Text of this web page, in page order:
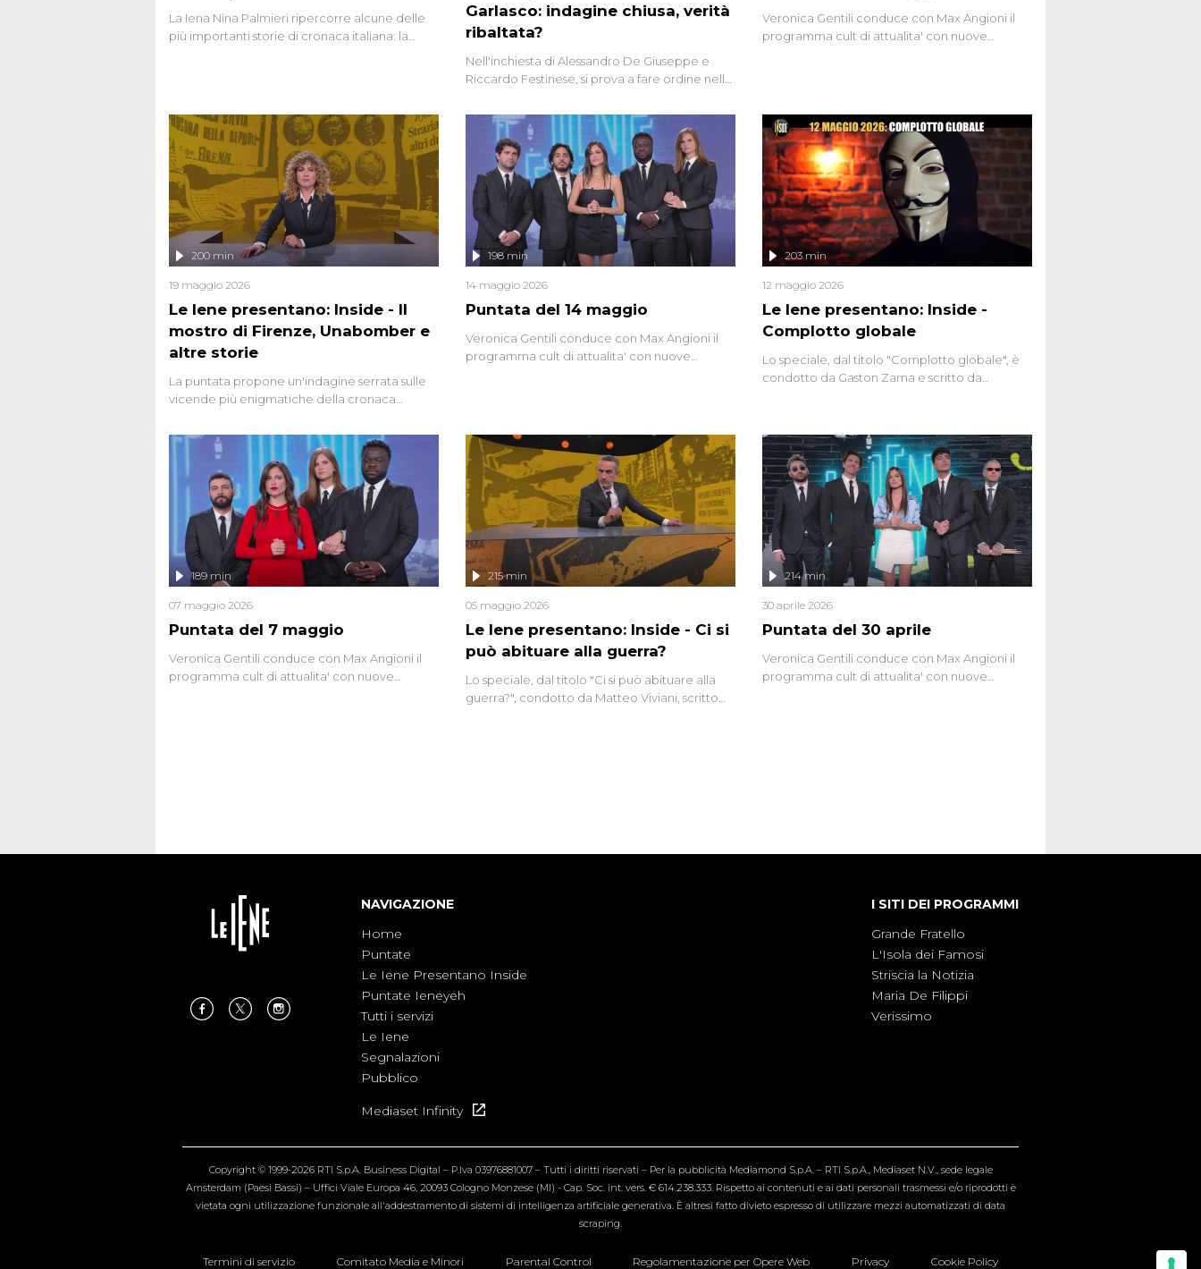
La Iena Nina Palmieri ripercorre alcune delle
più importanti storie di cronaca italiana: la
Garlasco: indagine chiusa, verità
ribaltata?
Nell'inchiesta di Alessandro De Giuseppe e
Riccardo Festinese, si prova a fare ordine nella
continuano a emergere attorno a una delle
vicende giudiziarie più discusse degli ultimi
anni. Lo speciale ricostruisce la vicenda
mettendo in fila testimonianze, errori, dettagli
controversi e i protagonisti di un'indagine che
sembra non avere fine.
Veronica Gentili conduce con Max Angioni il
programma cult di attualita' con nuove
Le Iene presentano: Inside - Il
mostro di Firenze, Unabomber e
altre storie
200 min
19 maggio 2026
La puntata propone un'indagine serrata sulle
vicende più enigmatiche della cronaca
seriale responsabile di decine di attentati tra
gli anni '90 e il 2000 che, inquietantemente,
potrebbe essere ancora in libertà. Lo speciale
affronta inoltre le zone d'ombra sul Mostro di
Firenze, le cui responsabilità appaiono ancora
oggi avvolte in un groviglio di dubbi mai
chiariti. Nel corso dello speciale anche
l'intervista inedita a Olindo Romano, realizzata
ne...
Puntata del 14 maggio
198 min
14 maggio 2026
Veronica Gentili conduce con Max Angioni il
programma cult di attualita' con nuove
Le Iene presentano: Inside -
Complotto globale
203 min
12 maggio 2026
Lo speciale, dal titolo "Complotto globale", è
condotto da Gaston Zama e scritto da
alternative, dei sospetti globali e del
complottismo che negli ultimi anni hanno
invaso social network, talk show, piazze digitali
e immaginario collettivo.
Puntata del 7 maggio
189 min
07 maggio 2026
Veronica Gentili conduce con Max Angioni il
programma cult di attualita' con nuove
Le Iene presentano: Inside - Ci si
può abituare alla guerra?
215 min
05 maggio 2026
Lo speciale, dal titolo "Ci si può abituare alla
guerra?", condotto da Matteo Viviani, scritto
Puntata del 30 aprile
214 min
30 aprile 2026
Veronica Gentili conduce con Max Angioni il
programma cult di attualita' con nuove
NAVIGAZIONE
Home
Puntate
Le Iene Presentano Inside
Puntate Ieneyeh
Tutti i servizi
Le Iene
Segnalazioni
Pubblico
Mediaset Infinity
I SITI DEI PROGRAMMI
Grande Fratello
L'Isola dei Famosi
Striscia la Notizia
Maria De Filippi
Verissimo
Copyright © 1999-2026 RTI S.p.A. Business Digital – P.Iva 03976881007 – Tutti i diritti riservati – Per la pubblicità Mediamond S.p.A. – RTI S.p.A., Mediaset N.V., sede legale
Amsterdam (Paesi Bassi) – Uffici Viale Europa 46, 20093 Cologno Monzese (MI) - Cap. Soc. int. vers. € 614.238.333. Rispetto ai contenuti e ai dati personali trasmessi e/o riprodotti è
vietata ogni utilizzazione funzionale all'addestramento di sistemi di intelligenza artificiale generativa. È altresì fatto divieto espresso di utilizzare mezzi automatizzati di data
scraping.
Termini di servizio Comitato Media e Minori Parental Control Regolamentazione per Opere Web Privacy Cookie Policy